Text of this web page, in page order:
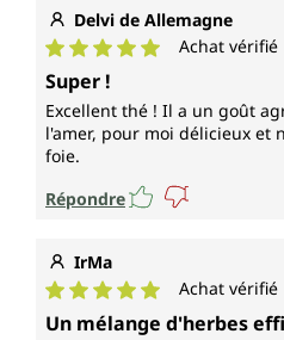
Delvi de Allemagne
Note moyenne de 5 sur 5
Achat vérifié
Super !
Excellent thé ! Il a un goût
l'amer, pour moi délicieux et
foie.
Répondre
IrMa
Note moyenne de 5 sur 5
Achat vérifié
Un mélange d'herbes